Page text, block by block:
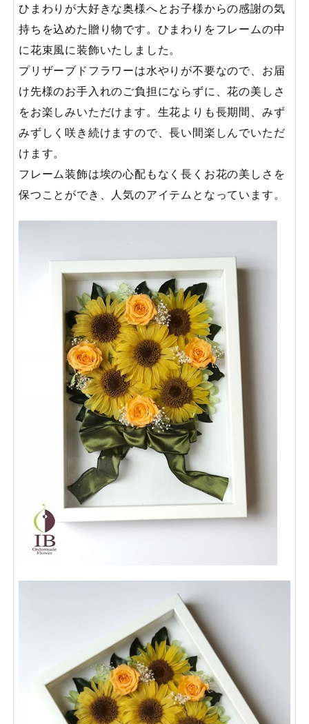
ひまわりが大好きな奥様へとお子様からの感謝の気
持ちを込めた贈り物です。ひまわりをフレームの中
に花束風に装飾いたしました。
プリザーブドフラワーは水やりが不要なので、お届
け先様のお手入れのご負担にならずに、花の美しさ
をお楽しみいただけます。生花よりも長期間、みず
みずしく咲き続けますので、長い間楽しんでいただ
けます。
フレーム装飾は埃の心配もなく長くお花の美しさを
保つことができ、人気のアイテムとなっています。